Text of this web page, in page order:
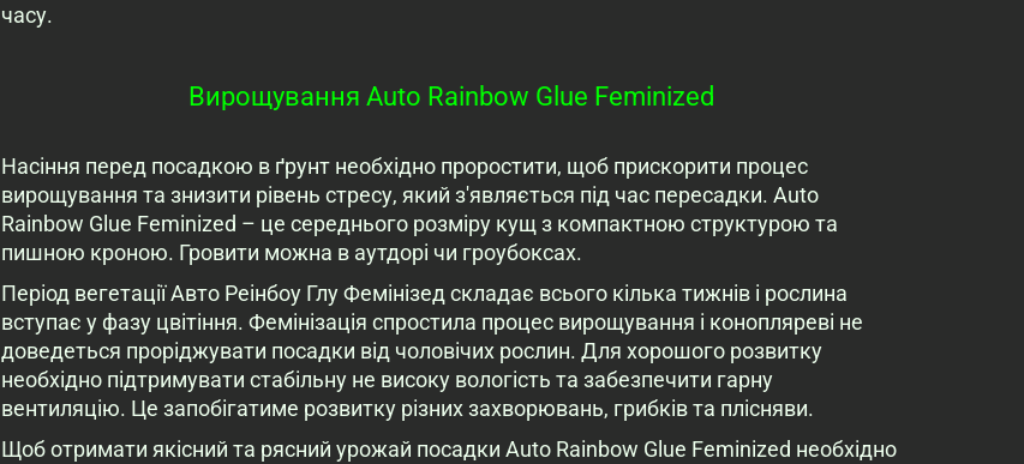
часу.
Вирощування Auto Rainbow Glue Feminized
Насіння перед посадкою в ґрунт необхідно проростити, щоб прискорити процес
вирощування та знизити рівень стресу, який з'являється під час пересадки. Auto
Rainbow Glue Feminized – це середнього розміру кущ з компактною структурою та
пишною кроною. Гровити можна в аутдорі чи гроубоксах.
Період вегетації Авто Реінбоу Глу Фемінізед складає всього кілька тижнів і рослина
вступає у фазу цвітіння. Фемінізація спростила процес вирощування і конопляреві не
доведеться проріджувати посадки від чоловічих рослин. Для хорошого розвитку
необхідно підтримувати стабільну не високу вологість та забезпечити гарну
вентиляцію. Це запобігатиме розвитку різних захворювань, грибків та плісняви.
Щоб отримати якісний та рясний урожай посадки Auto Rainbow Glue Feminized необхідно